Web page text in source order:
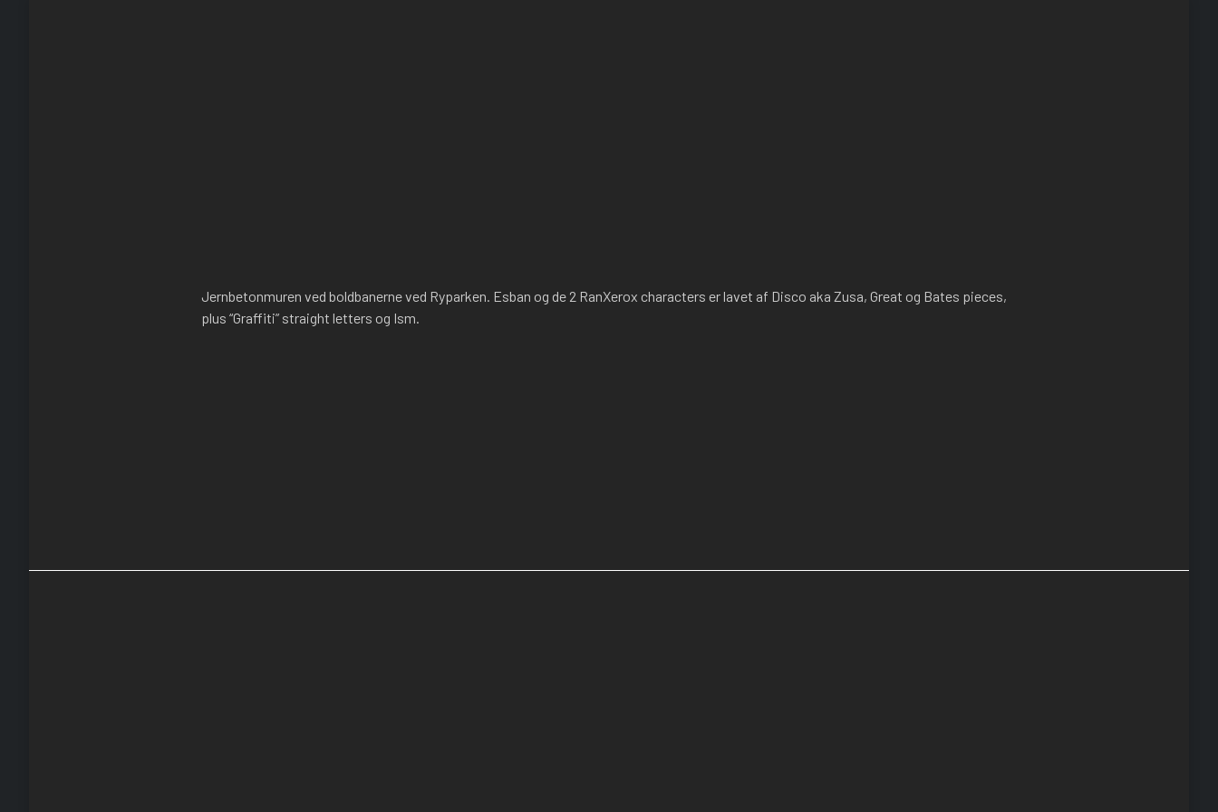
Jernbetonmuren ved boldbanerne ved Ryparken. Esban og de 2 RanXerox characters er lavet af Disco aka Zusa, Great og Bates pieces,
plus “Graffiti” straight letters og Ism.